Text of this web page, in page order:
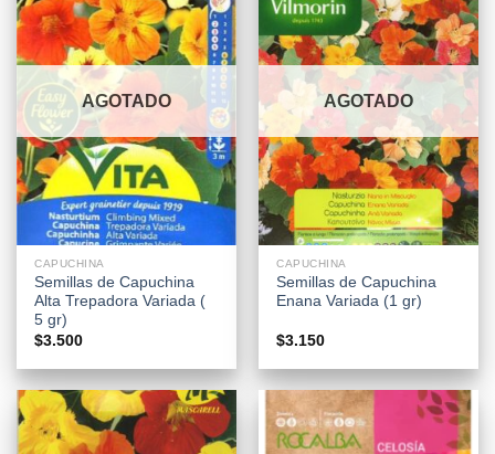
AGOTADO
CAPUCHINA
Semillas de Capuchina
Alta Trepadora Variada (
5 gr)
$3.500
AGOTADO
CAPUCHINA
Semillas de Capuchina
Enana Variada (1 gr)
$3.150